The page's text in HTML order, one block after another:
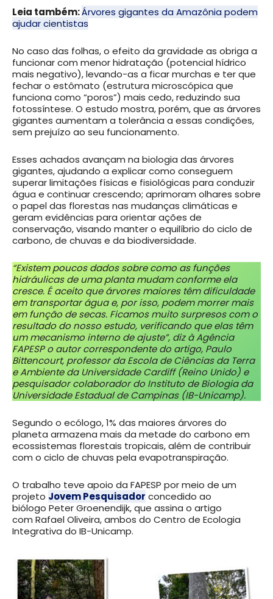
Leia também:Árvores gigantes da Amazônia podem
ajudar cientistas
No caso das folhas, o efeito da gravidade as obriga a
funcionar com menor hidratação (potencial hídrico
mais negativo), levando-as a ficar murchas e ter que
fechar o estômato (estrutura microscópica que
funciona como “poros”) mais cedo, reduzindo sua
fotossíntese. O estudo mostra, porém, que as árvores
gigantes aumentam a tolerância a essas condições,
sem prejuízo ao seu funcionamento.
Esses achados avançam na biologia das árvores
gigantes, ajudando a explicar como conseguem
superar limitações físicas e fisiológicas para conduzir
água e continuar crescendo; aprimoram olhares sobre
o papel das florestas nas mudanças climáticas e
geram evidências para orientar ações de
conservação, visando manter o equilíbrio do ciclo de
carbono, de chuvas e da biodiversidade.
“Existem poucos dados sobre como as funções
hidráulicas de uma planta mudam conforme ela
cresce. É aceito que árvores maiores têm dificuldade
em transportar água e, por isso, podem morrer mais
em função de secas. Ficamos muito surpresos com o
resultado do nosso estudo, verificando que elas têm
um mecanismo interno de ajuste”, diz à Agência
FAPESP o autor correspondente do artigo, Paulo
Bittencourt, professor da Escola de Ciências da Terra
e Ambiente da Universidade Cardiff (Reino Unido) e
pesquisador colaborador do Instituto de Biologia da
Universidade Estadual de Campinas (IB-Unicamp).
Segundo o ecólogo, 1% das maiores árvores do
planeta armazena mais da metade do carbono em
ecossistemas florestais tropicais, além de contribuir
com o ciclo de chuvas pela evapotranspiração.
O trabalho teve apoio da FAPESP por meio de um
projeto Jovem Pesquisador concedido ao
biólogo Peter Groenendijk, que assina o artigo
com Rafael Oliveira, ambos do Centro de Ecologia
Integrativa do IB-Unicamp.